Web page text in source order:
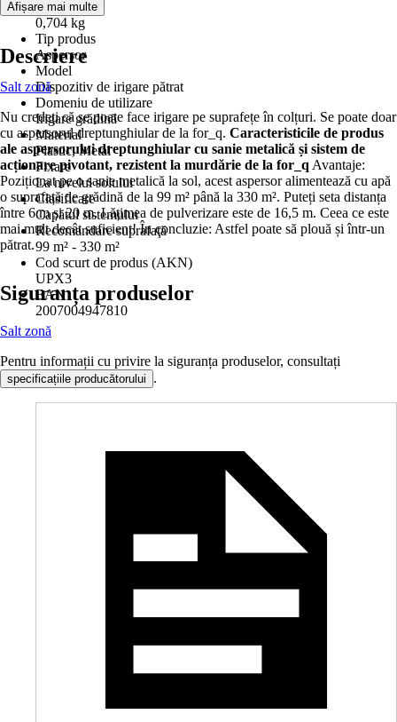
Greutate
0,704 kg
Tip produs
Aspersor
Model
Dispozitiv de irigare pătrat
Domeniu de utilizare
Irigare grădină
Material
Plastic, Metal
Fixare
La nivelul solului
Clasificare
Capătul sistemului
Recomandare suprafaţă
99 m² - 330 m²
Cod scurt de produs (AKN)
UPX3
EAN
2007004947810
Afișare mai multe
Descriere
Salt zonă
Nu credeți că se poate face irigare pe suprafețe în colțuri. Se poate doar
cu aspersorul dreptunghiular de la for_q. Caracteristicile de produs
ale aspersorului dreptunghiular cu sanie metalică și sistem de
acționare pivotant, rezistent la murdărie de la for_q Avantaje:
Poziționat pe o sanie metalică la sol, acest aspersor alimentează cu apă
o suprafață de grădină de la 99 m² până la 330 m². Puteți seta distanța
între 6 m și 20 m. Lățimea de pulverizare este de 16,5 m. Ceea ce este
mai mult decât suficient! În concluzie: Astfel poate să plouă și într-un
pătrat.
Siguranța produselor
Salt zonă
Pentru informații cu privire la siguranța produselor, consultați
specificațiile producătorului .